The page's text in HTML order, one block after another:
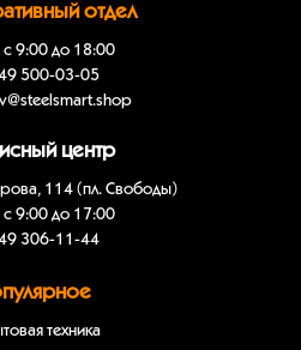
отдел
с 9:00 до 18:00
500-03-05
центр
114 (пл. Свободы)
с 9:00 до 17:00
306-11-44
техника